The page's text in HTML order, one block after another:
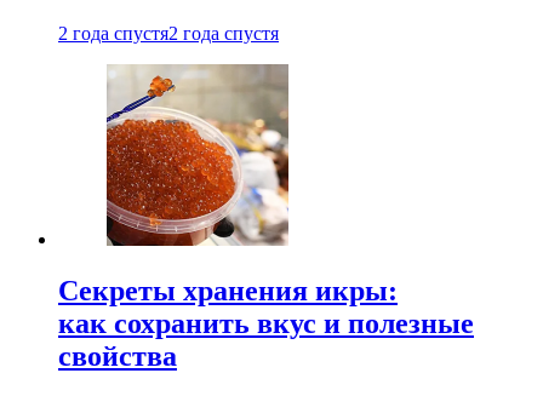
2 года спустя2 года спустя
Секреты хранения икры:
как сохранить вкус и полезные
свойства